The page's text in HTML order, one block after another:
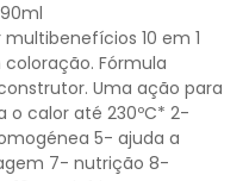
10 em 1
Fórmula
Uma ação para
o calor até 230ºC* 2-
5- ajuda a
7- nutrição 8-